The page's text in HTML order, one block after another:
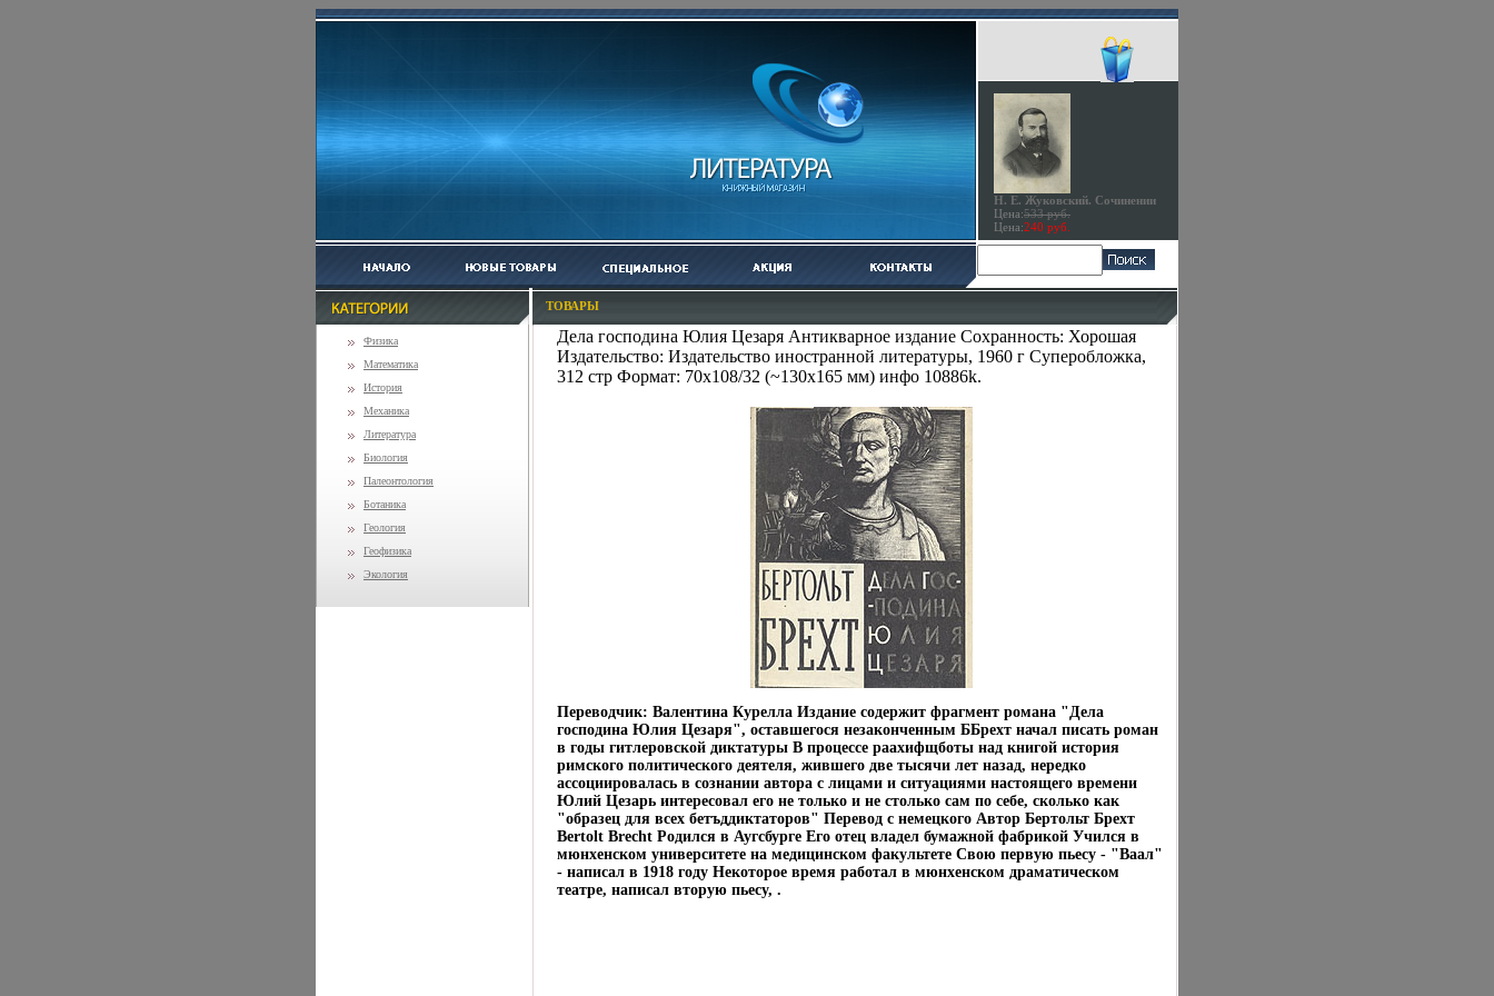
Н. Е. Жуковский. Сочинении
Цена:533 руб.
Цена:240 руб.
Физика
Математика
История
Механика
Литература
Биология
Палеонтология
Ботаника
Геология
Геофизика
Экология
ТОВАРЫ
Дела господина Юлия Цезаря Антикварное издание Сохранность: Хорошая
Издательство: Издательство иностранной литературы, 1960 г Суперобложка,
312 стр Формат: 70x108/32 (~130х165 мм) инфо 10886k.
Переводчик: Валентина Курелла Издание содержит фрагмент романа "Дела
господина Юлия Цезаря", оставшегося незаконченным ББрехт начал писать роман
в годы гитлеровской диктатуры В процессе раахифщботы над книгой история
римского политического деятеля, жившего две тысячи лет назад, нередко
ассоциировалась в сознании автора с лицами и ситуациями настоящего времени
Юлий Цезарь интересовал его не только и не столько сам по себе, сколько как
"образец для всех бетъддиктаторов" Перевод с немецкого Автор Бертольт Брехт
Bertolt Brecht Родился в Аугсбурге Его отец владел бумажной фабрикой Учился в
мюнхенском университете на медицинском факультете Свою первую пьесу - "Ваал"
- написал в 1918 году Некоторое время работал в мюнхенском драматическом
театре, написал вторую пьесу, .